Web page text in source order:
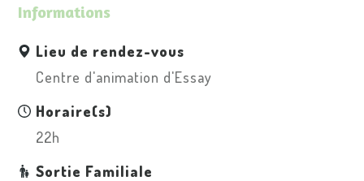
Informations
Lieu de rendez-vous
Centre d'animation d'Essay
Horaire(s)
22h
Sortie Familiale